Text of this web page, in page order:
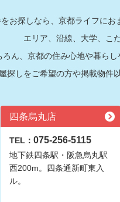
お探しなら、京都ライフに
エリア、沿線、大学、こ
ろん、京都の住み心地や暮ら
探しをご希望の方や掲載物件
四条烏丸店
TEL： 075-256-5115
地下鉄四条駅・阪急烏丸駅
西200m。四条通新町東入
ル。